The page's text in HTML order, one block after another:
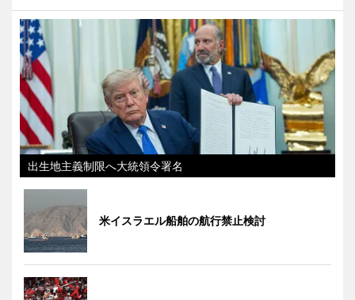
出生地主義制限へ大統領令署名
米イスラエル船舶の航行禁止検討